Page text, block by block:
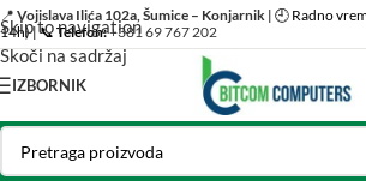
Skip to navigation
Skoči na sadržaj
📍 Vojislava Ilića 102a, Šumice – Konjarnik | 🕘 Radno
14h) | 📞Telefon:+381 69 767 202
IZBORNIK